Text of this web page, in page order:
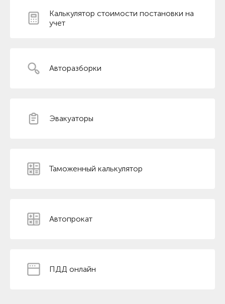
Калькулятор стоимости постановки на
учет
Авторазборки
Эвакуаторы
Таможенный калькулятор
Автопрокат
ПДД онлайн